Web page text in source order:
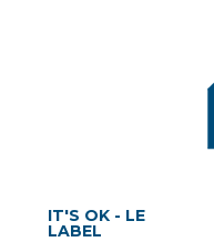
IT'S OK - LE
LABEL